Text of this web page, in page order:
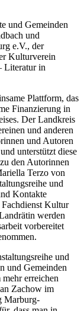
und Gemeinden
und
e.V., der
Kulturverein
Literatur in
Plattform, das
Finanzierung in
Der Landkreis
und anderen
und Autoren
unterstützt diese
den Autorinnen
Terzo von
und
Kontakte
Kultur
werden
vorbereitet
und
und Gemeinden
erreichen
Zachow im
Marburg-